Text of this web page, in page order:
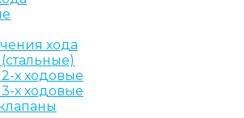
хода
х ходовые
х ходовые